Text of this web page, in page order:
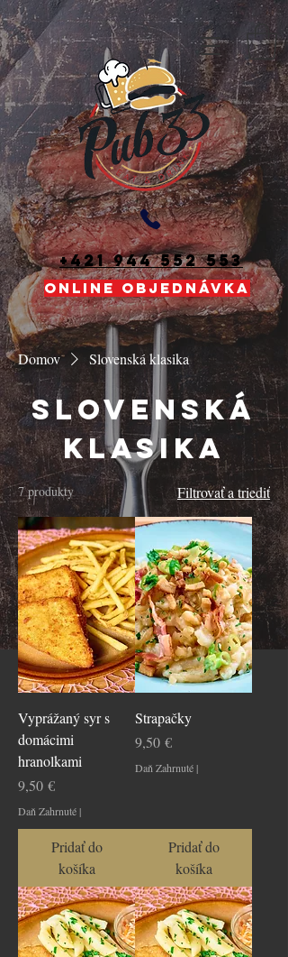
ONLINE OBJEDNÁVKA
+421 944 552 553
Domov Slovenská klasika
Slovenská
klasika
7 produkty Filtrovať a triediť
Vyprážaný syr s
domácimi
hranolkami
Cena
9,50 €
Daň Zahrnuté|
Pridať do
košíka
Strapačky
Cena
9,50 €
Daň Zahrnuté|
Pridať do
košíka